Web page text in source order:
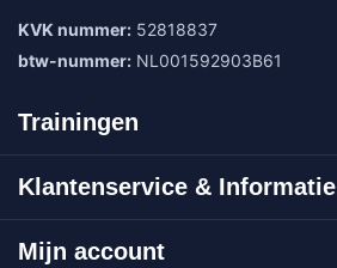
KVK nummer: 52818837
btw-nummer: NL001592903B61
Trainingen
Klantenservice & Informatie
Mijn account